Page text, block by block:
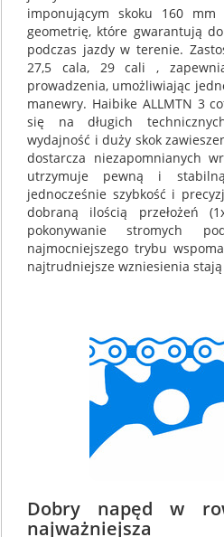
imponującym skoku 160
geometrię, które gwarantują
podczas jazdy w terenie.
27,5 cala, 29 cali ,
prowadzenia, umożliwiając
manewry. Haibike ALLMTN 3
się na długich
wydajność i duży skok
dostarcza niezapomnianych
utrzymuje pewną i
jednocześnie szybkość i
dobraną ilością przełożeń
pokonywanie stromych
najmocniejszego trybu
najtrudniejsze wzniesienia
Dobry napęd w
najważniejsza